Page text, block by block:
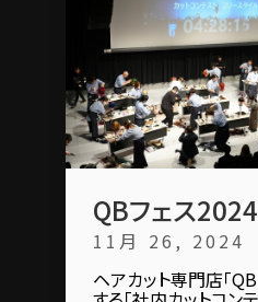
QBフェス2024
11月 26, 2024
ヘアカット専門店「